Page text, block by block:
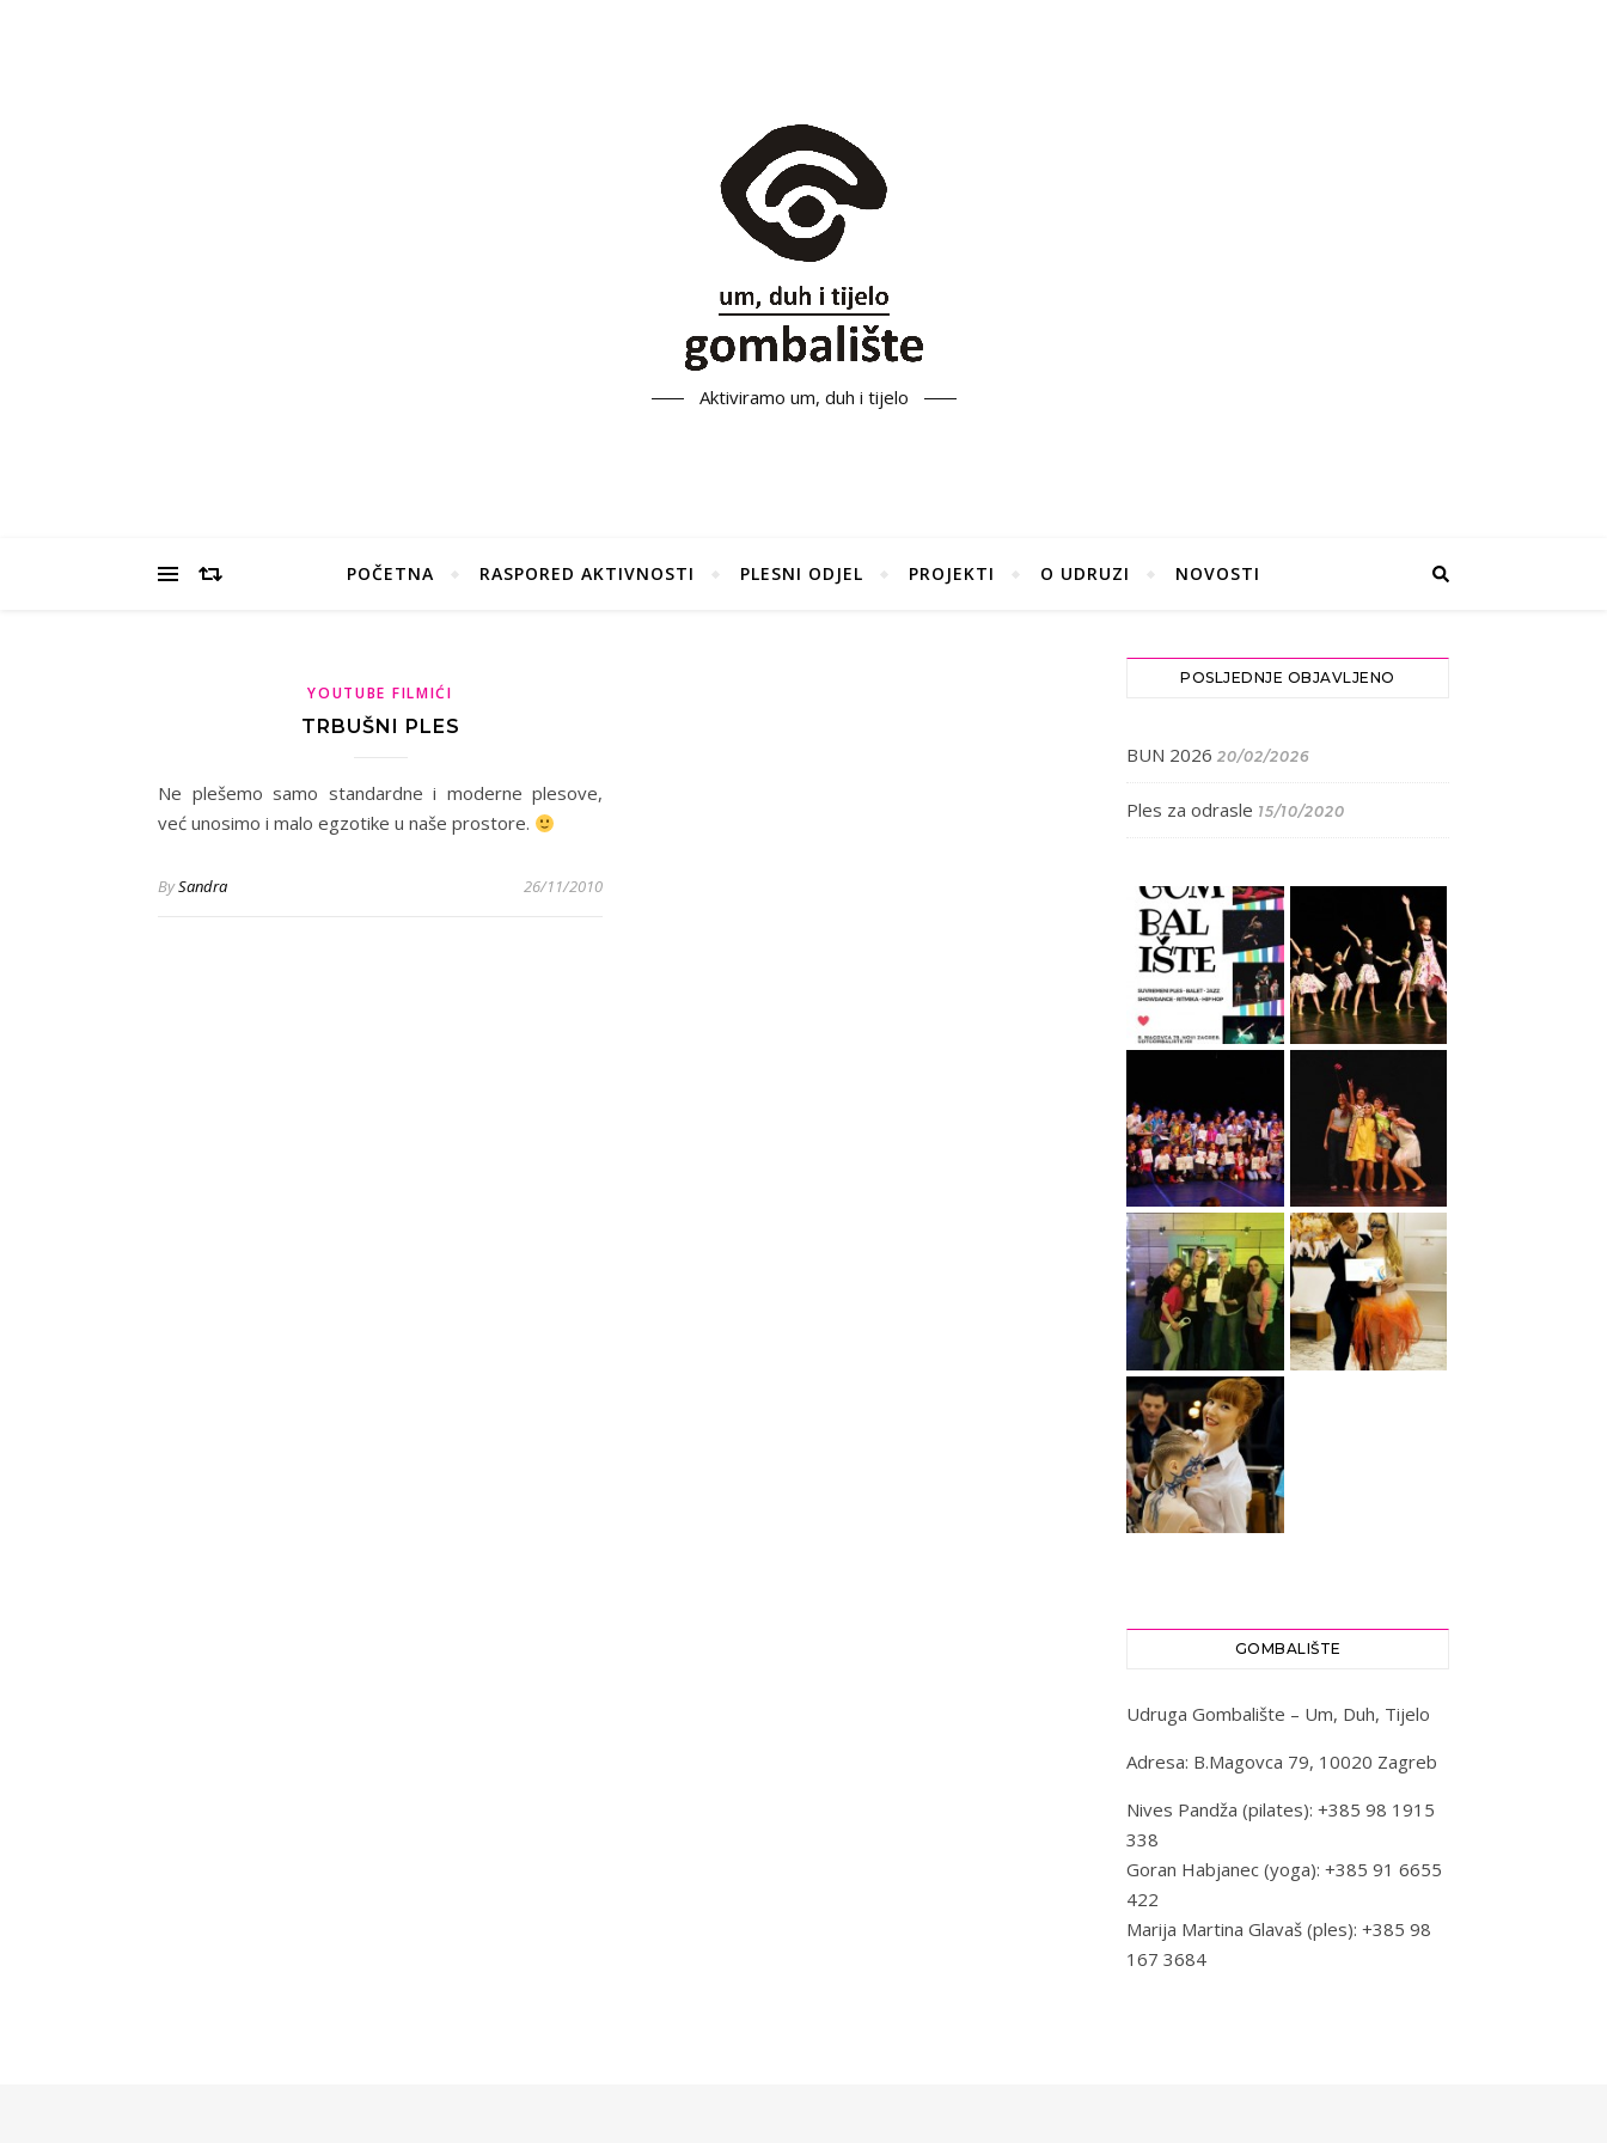
Aktiviramo um, duh i tijelo
POČETNA RASPORED AKTIVNOSTI PLESNI ODJEL PROJEKTI O UDRUZI NOVOSTI
YOUTUBE FILMIĆI
TRBUŠNI PLES
Ne plešemo samo standardne i moderne plesove,
već unosimo i malo egzotike u naše prostore.
BySandra 26/11/2010
POSLJEDNJE OBJAVLJENO
BUN 2026 20/02/2026
Ples za odrasle 15/10/2020
GOMBALIŠTE
Udruga Gombalište – Um, Duh, Tijelo
Adresa: B.Magovca 79, 10020 Zagreb
Nives Pandža (pilates): +385 98 1915
338
Goran Habjanec (yoga): +385 91 6655
422
Marija Martina Glavaš (ples): +385 98
167 3684